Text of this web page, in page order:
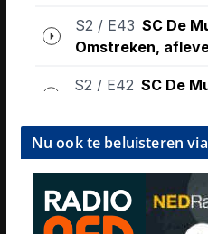
Nu ook te beluisteren via